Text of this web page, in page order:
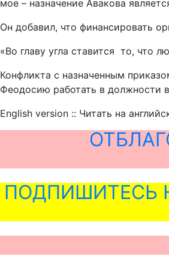
мое – назначение Авакова
Он добавил, что финансировать
«Во главу угла ставится то, что
Конфликта с назначенным
Феодосию работать в должности
English version :: Читать на
ПОДПИШИТЕСЬ